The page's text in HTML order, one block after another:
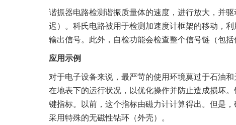
谐振器电路检测谐振质量体的速度，进行放大，并
迟）。科氏电路被用于检测加速度计框架的移动，
输出信号。此外，自检功能会检查整个信号链（包括
应用示例
对于电子设备来说，最严苛的使用环境莫过于石油
在地表下的运行状况，以优化操作并防止造成损坏
键指标。以前，这个指标由磁力计计算得出。但是
采用特殊的无磁性钻环（外壳）。